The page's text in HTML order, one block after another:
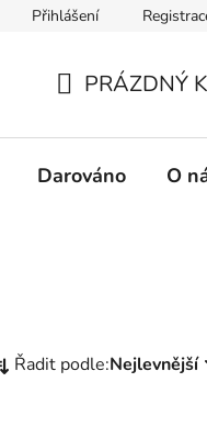
Přihlášení
KOŠÍK
PRÁZDNÝ
Darováno O
Řadit podle:Nejlevnější